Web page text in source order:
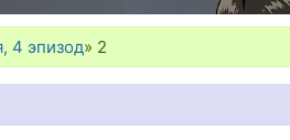
4 эпизод» 2